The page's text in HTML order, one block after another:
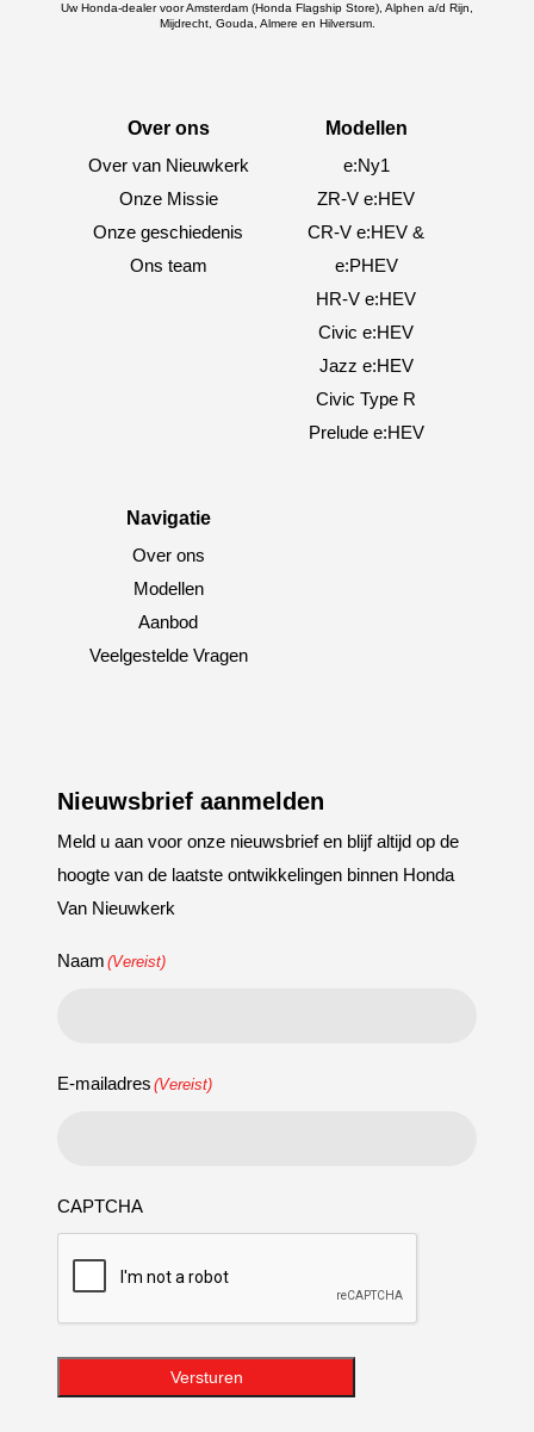
Uw Honda-dealer voor Amsterdam (Honda Flagship Store), Alphen a/d Rijn,
Mijdrecht, Gouda, Almere en Hilversum.
Over ons
Over van Nieuwkerk
Onze Missie
Onze geschiedenis
Ons team
Modellen
e:Ny1
ZR-V e:HEV
CR-V e:HEV &
e:PHEV
HR-V e:HEV
Civic e:HEV
Jazz e:HEV
Civic Type R
Prelude e:HEV
Navigatie
Over ons
Modellen
Aanbod
Veelgestelde Vragen
Nieuwsbrief aanmelden
Meld u aan voor onze nieuwsbrief en blijf altijd op de
hoogte van de laatste ontwikkelingen binnen Honda
Van Nieuwkerk
Naam (Vereist)
E-mailadres (Vereist)
CAPTCHA
Versturen